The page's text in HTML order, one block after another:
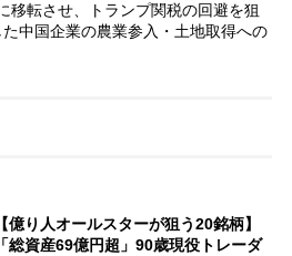
転させ、トランプ関税の回避を狙
中国企業の農業参入・土地取得への
【億り人オールスターが狙う20銘柄】
「総資産69億円超」90歳現役トレーダ